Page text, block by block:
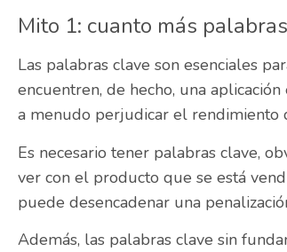
Mito 1: cuanto más
Las palabras clave son esenciales
encuentren, de hecho, una
a menudo perjudicar el rendimiento
Es necesario tener palabras clave,
ver con el producto que se está
puede desencadenar una
Además, las palabras clave sin